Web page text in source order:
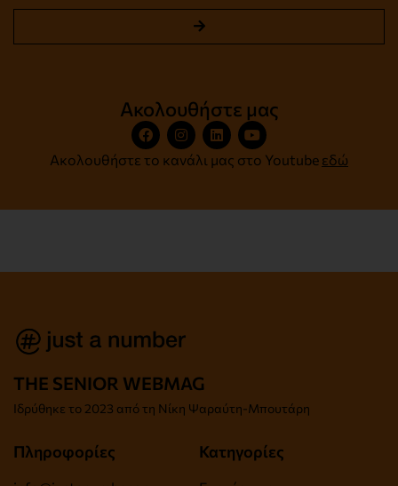
Ακολουθήστε μας
Ακολουθήστε το κανάλι μας στο Youtube εδώ
THE SENIOR WEBMAG
Iδρύθηκε το 2023 από τη Νίκη Ψαραύτη-Μπουτάρη
Πληροφορίες Κατηγορίες